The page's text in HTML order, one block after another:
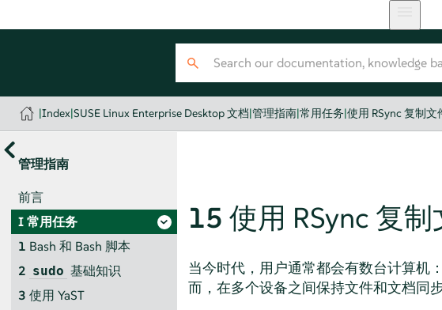
|Index|SUSE Linux Enterprise Desktop 文档|管理指南|常用任务|使用 RSync 复制文
管理指南
前言
I常用任务
1 Bash 和 Bash 脚本
2 sudo 基础知识
3 使用 YaST
15 使用 RSync 复制
当今时代，用户通常都会有数台计算机
而，在多个设备之间保持文件和文档同